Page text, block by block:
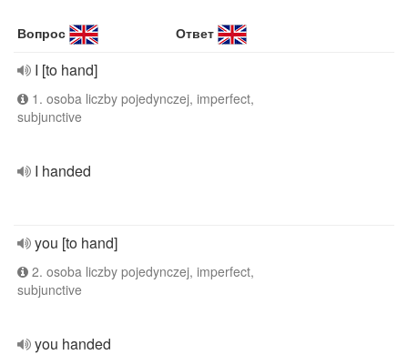
Вопрос Ответ
I [to hand]
1. osoba liczby pojedynczej, imperfect,
subjunctive
I handed
you [to hand]
2. osoba liczby pojedynczej, imperfect,
subjunctive
you handed